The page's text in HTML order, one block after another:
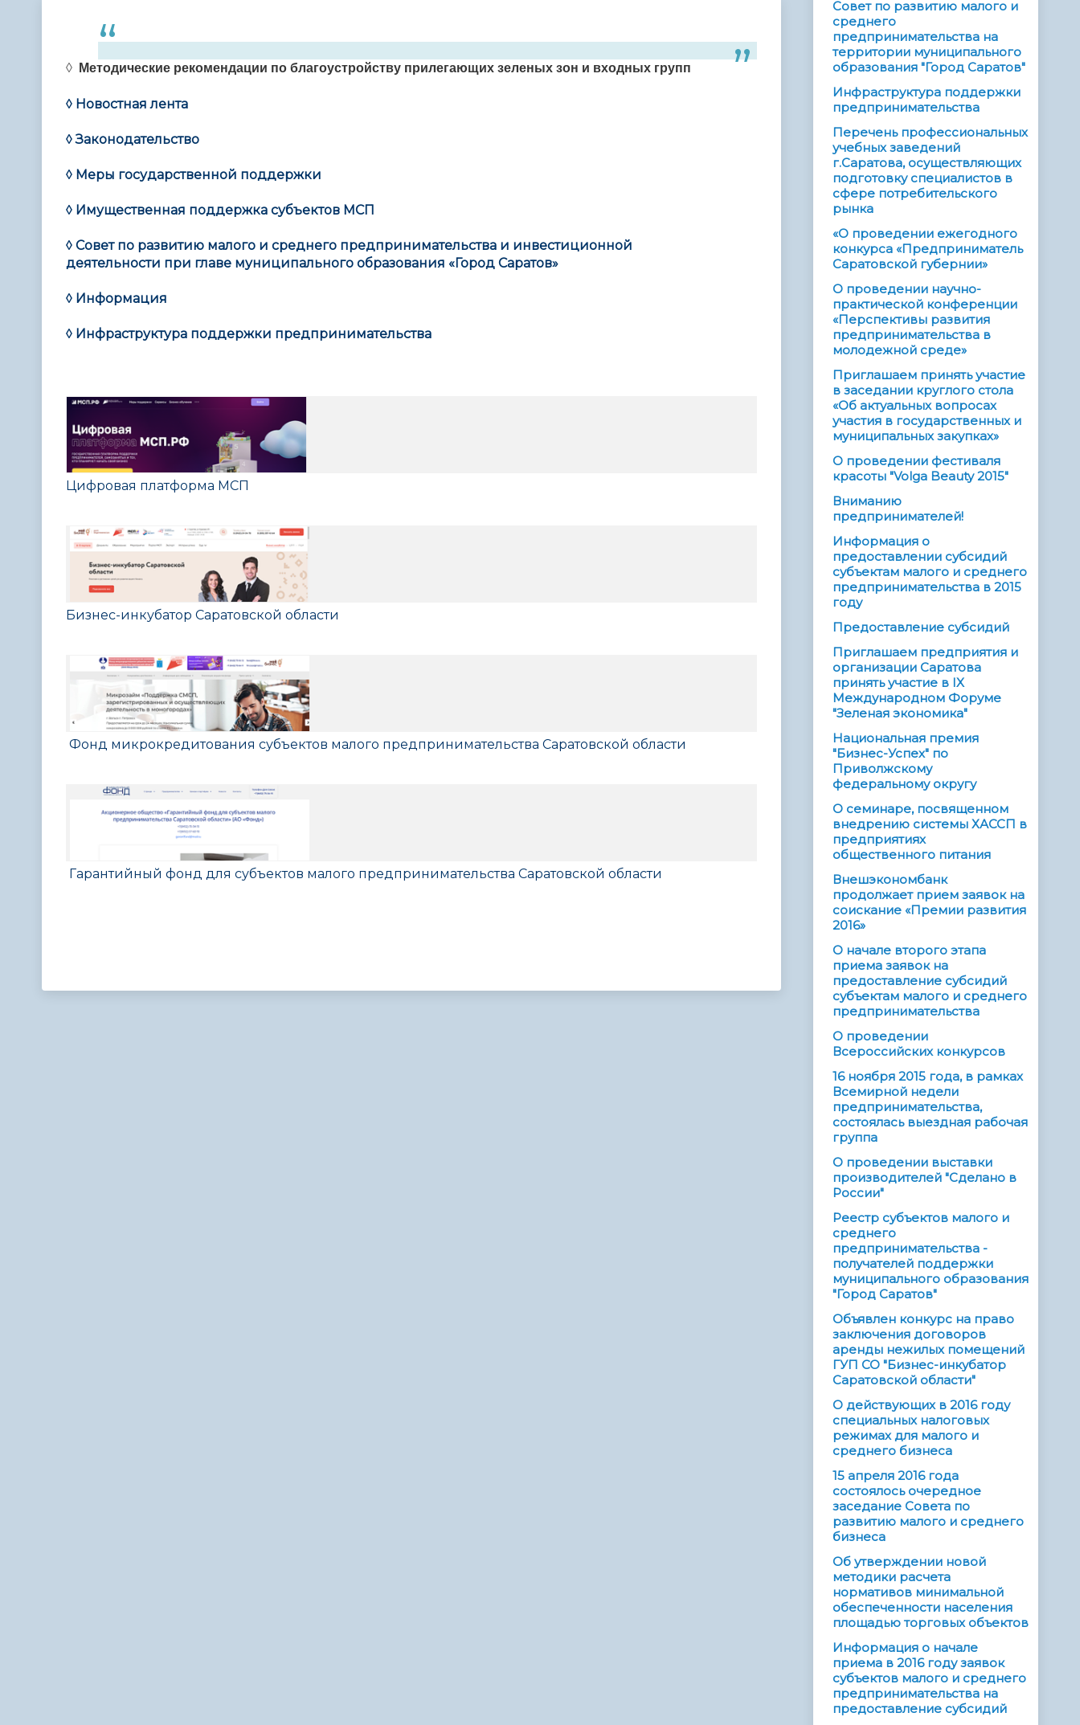
администрации
◊ Методические рекомендации по благоустройству прилегающих зеленых зон и входных групп
◊ Новостная лента
◊Законодательство
◊ Меры государственной поддержки
◊ Имущественная поддержка субъектов МСП
◊ Совет по развитию малого и среднего предпринимательства и инвестиционной
деятельности при главе муниципального образования «Город Саратов»
◊ Информация
◊ Инфраструктура поддержки предпринимательства
Цифровая платформа МСП
Бизнес-инкубатор Саратовской области
Фонд микрокредитования субъектов малого предпринимательства Саратовской области
Гарантийный фонд для субъектов малого предпринимательства Саратовской области
Совет по развитию малого и
среднего
предпринимательства на
территории муниципального
образования "Город Саратов"
Инфраструктура поддержки
предпринимательства
Перечень профессиональных
учебных заведений
г.Саратова, осуществляющих
подготовку специалистов в
сфере потребительского
рынка
«О проведении ежегодного
конкурса «Предприниматель
Саратовской губернии»
О проведении научно-
практической конференции
«Перспективы развития
предпринимательства в
молодежной среде»
Приглашаем принять участие
в заседании круглого стола
«Об актуальных вопросах
участия в государственных и
муниципальных закупках»
О проведении фестиваля
красоты "Volga Beauty 2015"
Вниманию
предпринимателей!
Информация о
предоставлении субсидий
субъектам малого и среднего
предпринимательства в 2015
году
Предоставление субсидий
Приглашаем предприятия и
организации Саратова
принять участие в IX
Международном Форуме
"Зеленая экономика"
Национальная премия
"Бизнес-Успех" по
Приволжскому
федеральному округу
О семинаре, посвященном
внедрению системы ХАССП в
предприятиях
общественного питания
Внешэкономбанк
продолжает прием заявок на
соискание «Премии развития
2016»
О начале второго этапа
приема заявок на
предоставление субсидий
субъектам малого и среднего
предпринимательства
О проведении
Всероссийских конкурсов
16 ноября 2015 года, в рамках
Всемирной недели
предпринимательства,
состоялась выездная рабочая
группа
О проведении выставки
производителей "Сделано в
России"
Реестр субъектов малого и
среднего
предпринимательства -
получателей поддержки
муниципального образования
"Город Саратов"
Объявлен конкурс на право
заключения договоров
аренды нежилых помещений
ГУП СО "Бизнес-инкубатор
Саратовской области"
О действующих в 2016 году
специальных налоговых
режимах для малого и
среднего бизнеса
15 апреля 2016 года
состоялось очередное
заседание Совета по
развитию малого и среднего
бизнеса
Об утверждении новой
методики расчета
нормативов минимальной
обеспеченности населения
площадью торговых объектов
Информация о начале
приема в 2016 году заявок
субъектов малого и среднего
предпринимательства на
предоставление субсидий